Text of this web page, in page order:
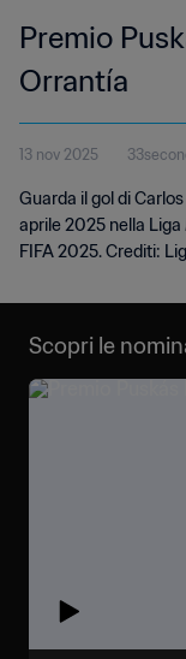
Premio
Orrantía
13 nov 2025
Guarda il gol di
aprile 2025 nella
FIFA 2025. Crediti:
Scopri le
kás